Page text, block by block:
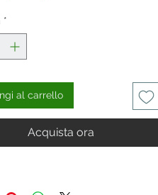
tutti i prodotti possono
anche senza glitter.
.
*
al carrello
Acquista ora